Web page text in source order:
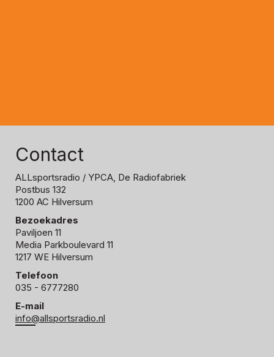
Contact
ALLsportsradio / YPCA, De Radiofabriek
Postbus 132
1200 AC Hilversum
Bezoekadres
Paviljoen 11
Media Parkboulevard 11
1217 WE Hilversum
Telefoon
035 - 6777280
E-mail
info@allsportsradio.nl